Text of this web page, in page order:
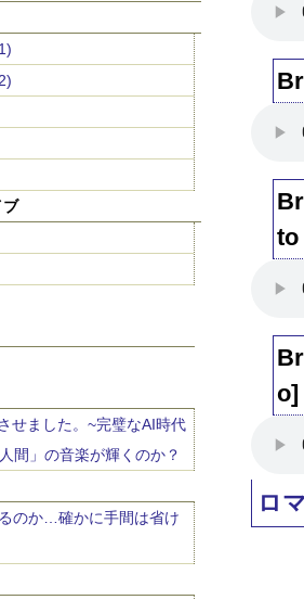
ブ
せました。~完璧なAI時代
間」の音楽が輝くのか？
のか…確かに手間は省け
to
o]
ロ